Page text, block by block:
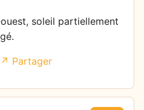
soleil partiellement
↗ Partager